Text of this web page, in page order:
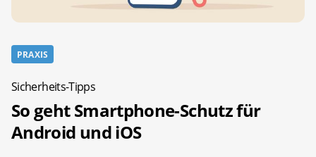
PRAXIS
Sicherheits-Tipps
So geht Smartphone-Schutz für
Android und iOS